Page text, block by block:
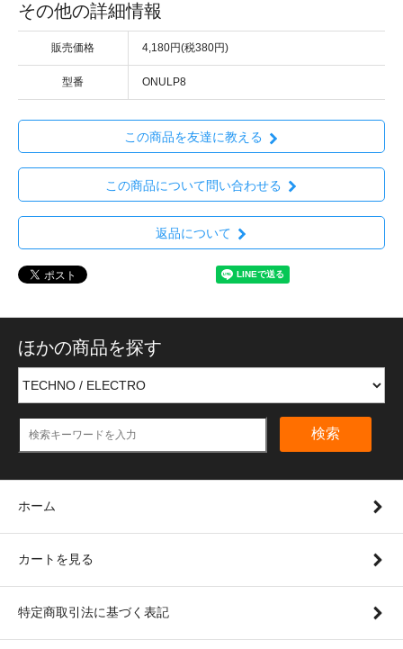
その他の詳細情報
販売価格 4,180円(税380円)
型番 ONULP8
この商品を友達に教える
この商品について問い合わせる
返品について
ほかの商品を探す
検索
ホーム
カートを見る
特定商取引法に基づく表記